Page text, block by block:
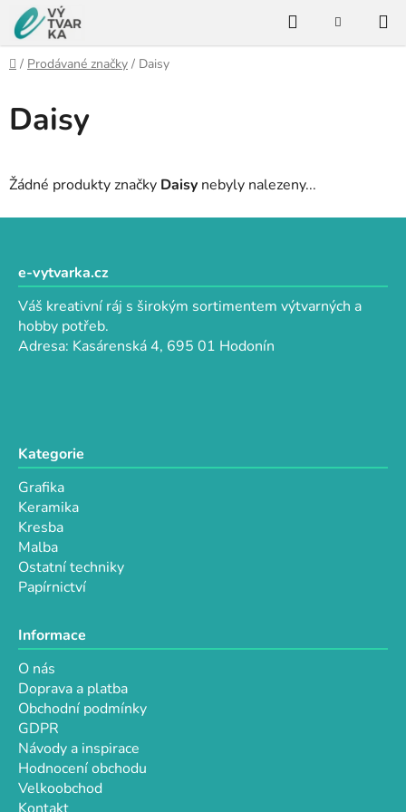
Přejít
na
obsah
HledatNÁKUPNÍ
Domů
/ Prodávané značky / Daisy
Daisy
Žádné produkty značky Daisy nebyly nalezeny...
e-vytvarka.cz
Váš kreativní ráj s širokým sortimentem výtvarných a
hobby potřeb.
Adresa: Kasárenská 4, 695 01 Hodonín
Kategorie
Grafika
Keramika
Kresba
Malba
Ostatní techniky
Papírnictví
Informace
O nás
Doprava a platba
Obchodní podmínky
GDPR
Návody a inspirace
Hodnocení obchodu
Velkoobchod